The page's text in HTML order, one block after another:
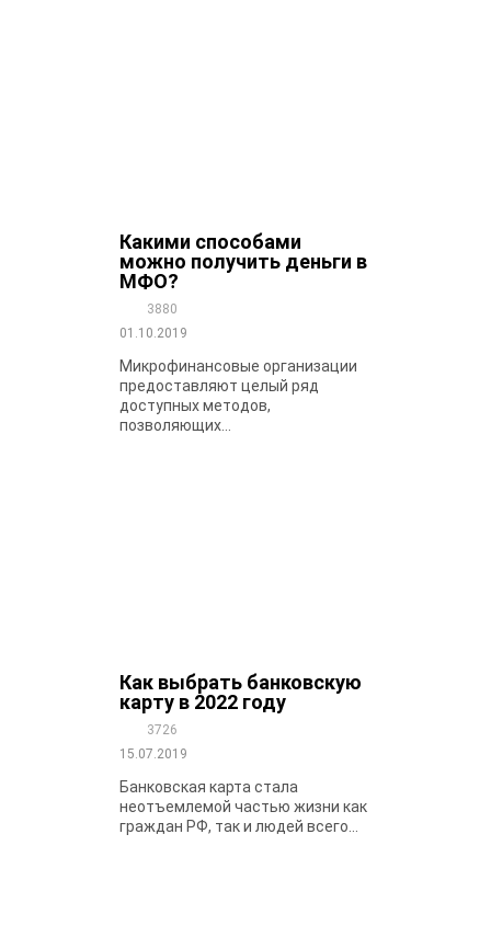
Какими способами
можно получить деньги в
МФО?
3880
01.10.2019
Микрофинансовые организации
предоставляют целый ряд
доступных методов,
позволяющих...
Как выбрать банковскую
карту в 2022 году
3726
15.07.2019
Банковская карта стала
неотъемлемой частью жизни как
граждан РФ, так и людей всего...